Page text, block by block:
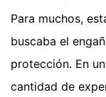
Para muchos,
buscaba el
protección. En
cantidad de